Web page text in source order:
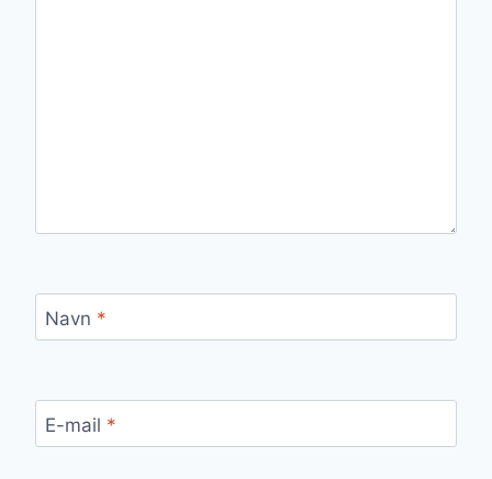
Navn *
E-mail *